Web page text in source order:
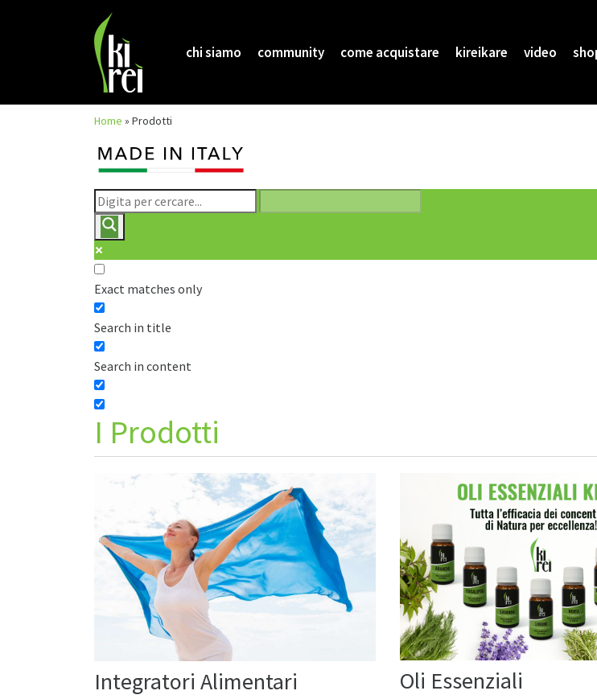
chi siamo community come acquistare kireikare video
Home » Prodotti
Exact matches only
Search in title
Search in content
I Prodotti
Integratori Alimentari Oli Essenziali